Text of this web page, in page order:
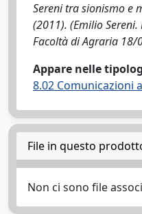
Sereni tra sionismo e
(2011). (Emilio
Facoltà di Agraria 18/
Appare nelle
8.02 Comunicazioni
File in questo
Non ci sono file